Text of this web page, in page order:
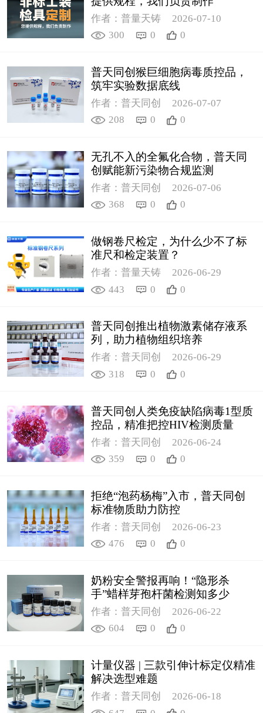
作者：普量天铸
2026-07-10
300
0 0
普天同创猴巨细胞病毒质控品，
筑牢实验数据底线
作者：普天同创
2026-07-07
208
0 0
无孔不入的全氟化合物，普天同
创赋能新污染物合规监测
作者：普天同创
2026-07-06
368
0 0
做钢卷尺检定，为什么少不了标
准尺和检定装置？
作者：普量天铸
2026-06-29
443
0 0
普天同创推出植物激素储存液系
列，助力植物组织培养
作者：普天同创
2026-06-29
318
0 0
普天同创人类免疫缺陷病毒1型质
控品，精准把控HIV检测质量
作者：普天同创
2026-06-24
359
0 0
拒绝“泡药杨梅”入市，普天同创
标准物质助力防控
作者：普天同创
2026-06-23
476
0 0
奶粉安全警报再响！“隐形杀
手”蜡样芽孢杆菌检测知多少
作者：普天同创
2026-06-22
604
0 0
计量仪器 | 三款引伸计标定仪精准
解决选型难题
作者：普天同创
2026-06-18